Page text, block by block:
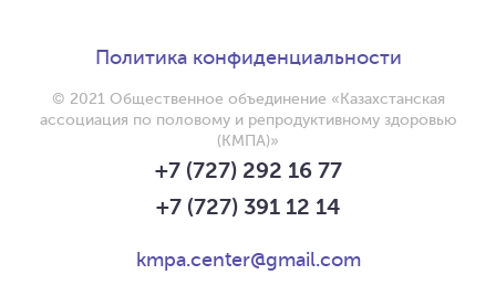
Политика конфиденциальности
© 2021 Общественное объединение «Казахстанская
ассоциация по половому и репродуктивному здоровью
(КМПА)»
+7 (727) 292 16 77
+7 (727) 391 12 14
kmpa.center@gmail.com